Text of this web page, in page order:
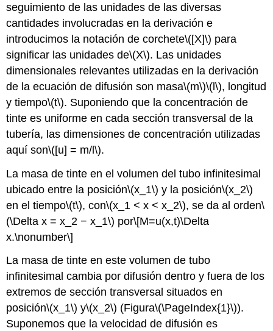
seguimiento de las unidades de las diversas
cantidades involucradas en la derivación e
introducimos la notación de corchete\([X]\) para
significar las unidades de\(X\). Las unidades
dimensionales relevantes utilizadas en la derivación
de la ecuación de difusión son masa\(m\)\(l\), longitud
y tiempo\(t\). Suponiendo que la concentración de
tinte es uniforme en cada sección transversal de la
tubería, las dimensiones de concentración utilizadas
aquí son\([u] = m/l\).
La masa de tinte en el volumen del tubo infinitesimal
ubicado entre la posición\(x_1\) y la posición\(x_2\)
en el tiempo\(t\), con\(x_1 < x < x_2\), se da al orden\
(\Delta x = x_2 − x_1\) por\[M=u(x,t)\Delta
x.\nonumber\]
La masa de tinte en este volumen de tubo
infinitesimal cambia por difusión dentro y fuera de los
extremos de sección transversal situados en
posición\(x_1\) y\(x_2\) (Figura\(\PageIndex{1}\)).
Suponemos que la velocidad de difusión es